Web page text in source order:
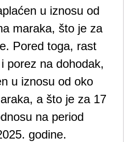
u iznosu od
maraka, što je za
Pored toga, rast
porez na dohodak,
u iznosu od oko
a što je za 17
na period
godine.